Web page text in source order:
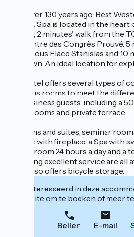
Built over 130 years ago, Best
Hôtel & Spa is located in the
district, 2 minutes' walk from the
the Centre des Congrès Prouvé,
the famous Place Stanislas and
Old Town. An ideal location for
The hotel offers several types of
spacious rooms to meet the
and business guests, including a
with 4 rooms and private terrace.
81 rooms and suites, seminar
Lounge with fireplace, a Spa with
fitness room 24 hours a day and a
providing excellent service are all
hotel also offers bicycle storage.
Geïnteresseerd in deze
website om te boeken of meer
Bellen E-mail